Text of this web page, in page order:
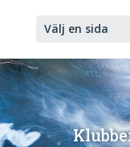
Välj en sida